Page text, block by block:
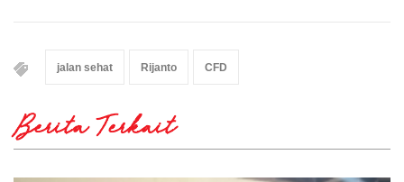
jalan sehat Rijanto CFD
Berita Terkait